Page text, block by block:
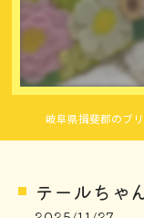
テールちゃ